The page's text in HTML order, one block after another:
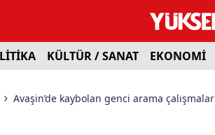
KÜLTÜR / SANAT EKONOMİ
Avaşin’de kaybolan genci arama